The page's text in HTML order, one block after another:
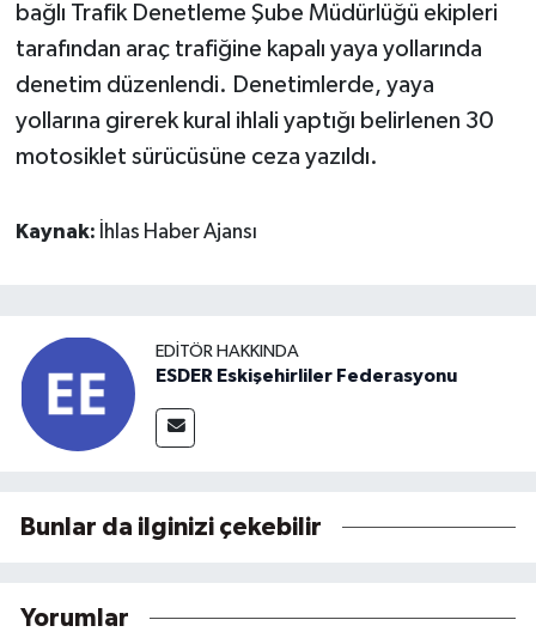
bağlı Trafik Denetleme Şube Müdürlüğü ekipleri
tarafından araç trafiğine kapalı yaya yollarında
denetim düzenlendi. Denetimlerde, yaya
yollarına girerek kural ihlali yaptığı belirlenen 30
motosiklet sürücüsüne ceza yazıldı.
Kaynak: İhlas Haber Ajansı
EDITÖR HAKKINDA
ESDER Eskişehirliler Federasyonu
Bunlar da ilginizi çekebilir
Yorumlar